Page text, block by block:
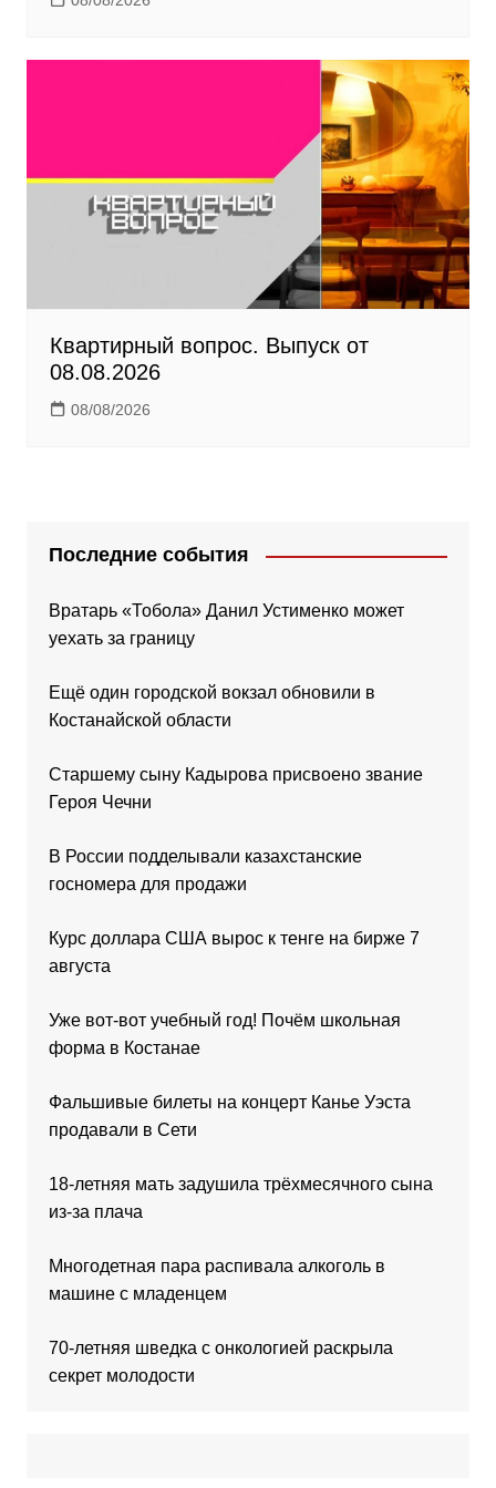
Квартирный вопрос. Выпуск от
08.08.2026
08/08/2026
Последние события
Вратарь «Тобола» Данил Устименко может
уехать за границу
Ещё один городской вокзал обновили в
Костанайской области
Старшему сыну Кадырова присвоено звание
Героя Чечни
В России подделывали казахстанские
госномера для продажи
Курс доллара США вырос к тенге на бирже 7
августа
Уже вот-вот учебный год! Почём школьная
форма в Костанае
Фальшивые билеты на концерт Канье Уэста
продавали в Сети
18-летняя мать задушила трёхмесячного сына
из-за плача
Многодетная пара распивала алкоголь в
машине с младенцем
70-летняя шведка с онкологией раскрыла
секрет молодости